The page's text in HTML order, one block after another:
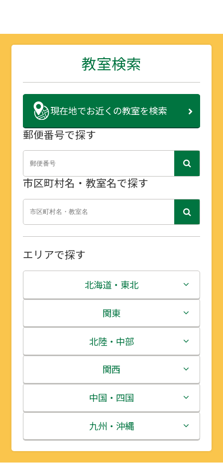
教室検索
現在地でお近くの教室を検索
郵便番号で探す
市区町村名・教室名で探す
エリアで探す
北海道・東北
北海道
青森県
岩手県
宮城県
秋田県
山形県
関東
茨城県
栃木県
群馬県
埼玉県
千葉県
北陸・中部
新潟県
富山県
石川県
福井県
関西
三重県
滋賀県
京都府
中国・四国
鳥取県
島根県
九州・沖縄
福岡県